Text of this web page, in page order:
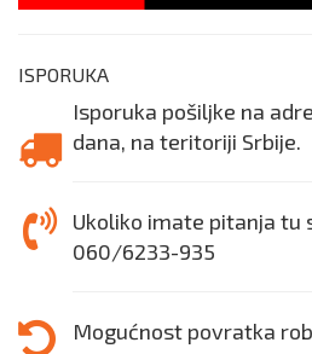
ISPORUKA
Isporuka pošiljke na
dana, na teritoriji Srbije.
Ukoliko imate pitanja tu
060/6233-935
Mogućnost povratka